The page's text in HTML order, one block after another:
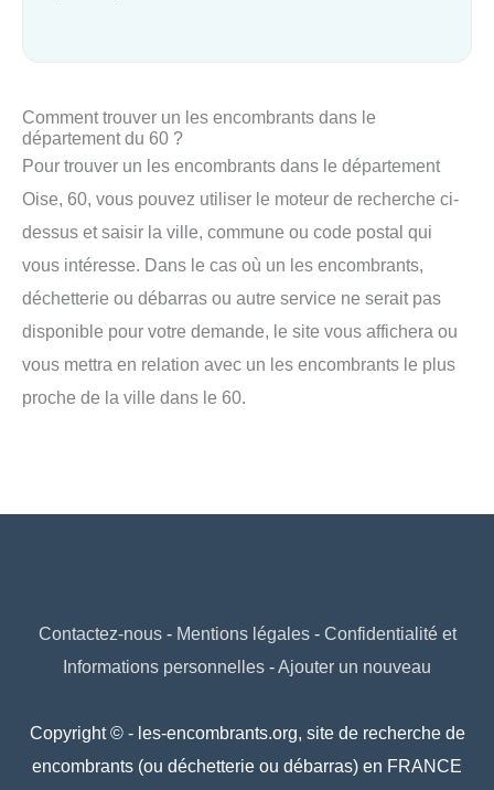
Comment trouver un les encombrants dans le
département du 60 ?
Pour trouver un les encombrants dans le département
Oise, 60, vous pouvez utiliser le moteur de recherche ci-
dessus et saisir la ville, commune ou code postal qui
vous intéresse. Dans le cas où un les encombrants,
déchetterie ou débarras ou autre service ne serait pas
disponible pour votre demande, le site vous affichera ou
vous mettra en relation avec un les encombrants le plus
proche de la ville dans le 60.
Contactez-nous- Mentions légales- Confidentialité et
Informations personnelles -Ajouter un nouveau
Copyright © - les-encombrants.org, site de recherche de
encombrants (ou déchetterie ou débarras) en FRANCE